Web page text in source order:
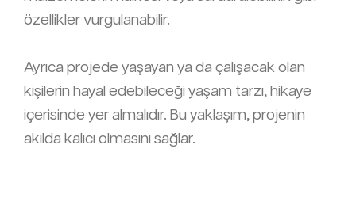
özellikler vurgulanabilir.
Ayrıca projede yaşayan ya da çalışacak olan
kişilerin hayal edebileceği yaşam tarzı, hikaye
içerisinde yer almalıdır. Bu yaklaşım, projenin
akılda kalıcı olmasını sağlar.